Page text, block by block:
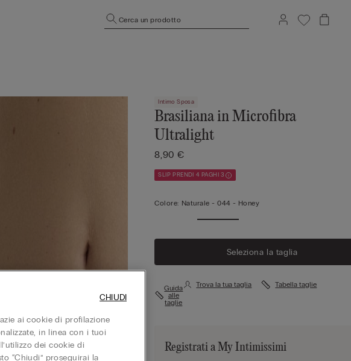
Cerca un prodotto
Intimo Sposa
Brasiliana in Microfibra
Ultralight
8,90 €
SLIP PRENDI 4 PAGHI 3
Colore: Naturale -044 - Honey
Seleziona la taglia
Guida
alle
taglie
Trova la tua taglia Tabella taglie
Registrati a My Intimissimi
ai cookie di profilazione
in linea con i tuoi
dei cookie di
“Chiudi” proseguirai la
CHIUDI